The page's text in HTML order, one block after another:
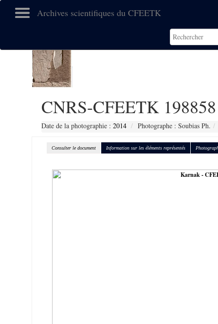
Archives scientifiques du CFEETK
CNRS-CFEETK 198858
Date de la photographie : 2014 Photographe : Soubias Ph.
Consulter le document Information sur les éléments représentés